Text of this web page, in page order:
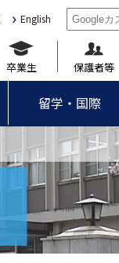
English
卒業生 保護者等
留学・国際